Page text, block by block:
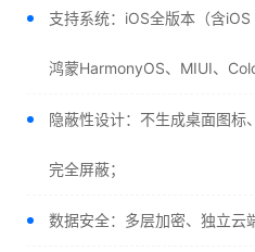
支持系统：iOS全版本（含
鸿蒙HarmonyOS、MIUI、
隐蔽性设计：不生成桌面图标
完全屏蔽；
数据安全：多层加密、独立云